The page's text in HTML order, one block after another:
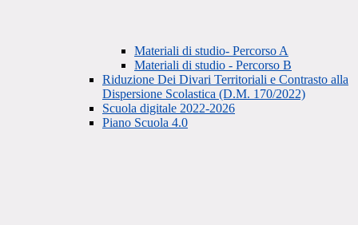
Materiali di studio- Percorso A
Materiali di studio - Percorso B
Riduzione Dei Divari Territoriali e Contrasto alla
Dispersione Scolastica (D.M. 170/2022)
Scuola digitale 2022-2026
Piano Scuola 4.0